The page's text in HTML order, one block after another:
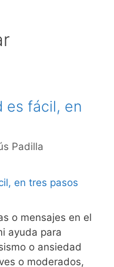
es fácil, en
Padilla
o mensajes en el
ayuda para
o ansiedad
o moderados,